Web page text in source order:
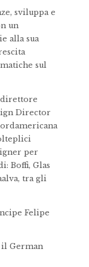
sviluppa e
un
alla sua
sul
direttore
Director
per
Boffi, Glas
tra gli
Felipe
il German